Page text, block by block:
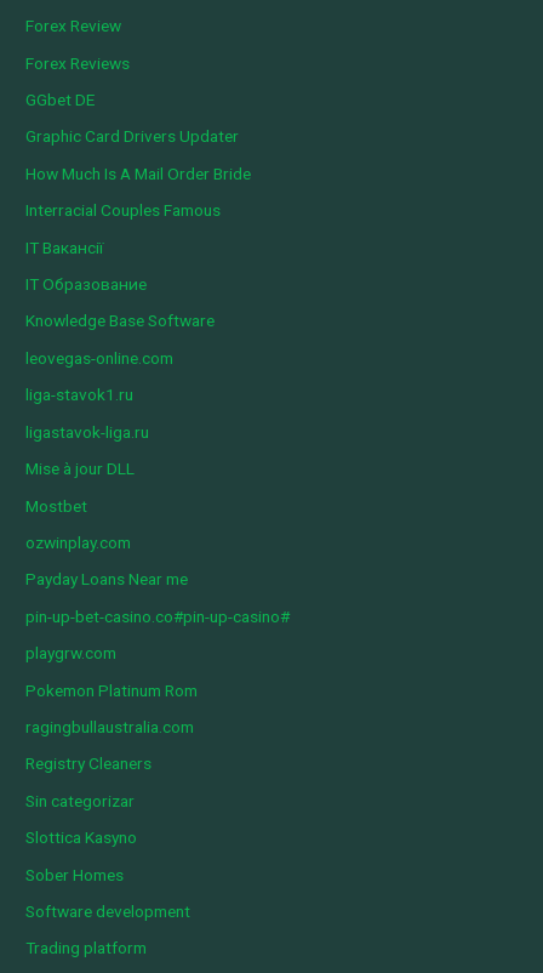
Forex Review
Forex Reviews
GGbet DE
Graphic Card Drivers Updater
How Much Is A Mail Order Bride
Interracial Couples Famous
IT Вакансії
IT Образование
Knowledge Base Software
leovegas-online.com
liga-stavok1.ru
ligastavok-liga.ru
Mise à jour DLL
Mostbet
ozwinplay.com
Payday Loans Near me
pin-up-bet-casino.co#pin-up-casino#
playgrw.com
Pokemon Platinum Rom
ragingbullaustralia.com
Registry Cleaners
Sin categorizar
Slottica Kasyno
Sober Homes
Software development
Trading platform